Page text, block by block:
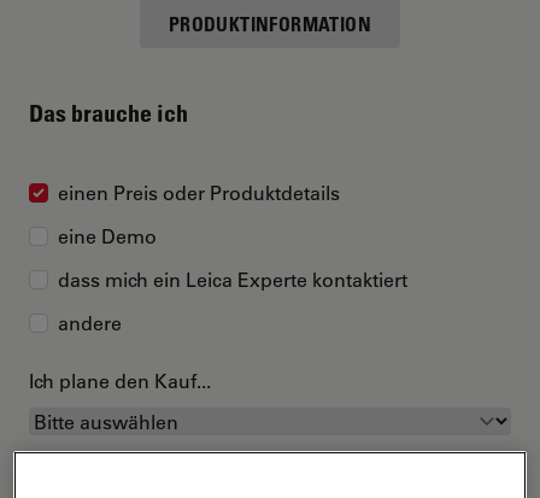
PRODUKTINFORMATION
Das brauche ich
einen Preis oder Produktdetails
eine Demo
dass mich ein Leica Experte kontaktiert
andere
Ich plane den Kauf...